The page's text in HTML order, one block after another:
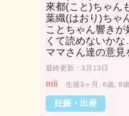
來都(こと)ちゃん
葉織(はおり)ちゃ
ことちゃん響き
くて読めないか
ママさん達の意見
最終更新：3月13日
mii 生後3ヶ月, 6歳, 8歳
妊娠・出産